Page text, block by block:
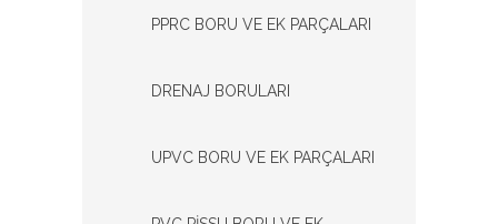
PPRC BORU VE EK PARÇALARI
DRENAJ BORULARI
UPVC BORU VE EK PARÇALARI